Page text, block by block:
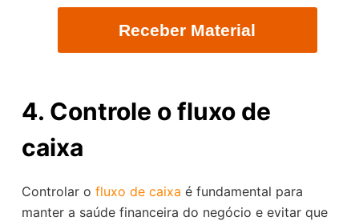
Receber Material
4. Controle o fluxo de
caixa
Controlar o fluxo de caixa é fundamental para
manter a saúde financeira do negócio e evitar que